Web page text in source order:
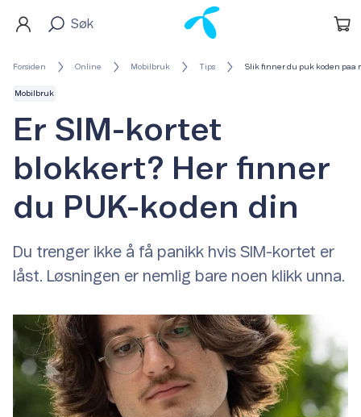
Forsiden Online Mobilbruk Tips Slik finner du puk koden paa
Mobilbruk
Er SIM-kortet
blokkert? Her finner
du PUK-koden din
Du trenger ikke å få panikk hvis SIM-kortet er
låst. Løsningen er nemlig bare noen klikk unna.